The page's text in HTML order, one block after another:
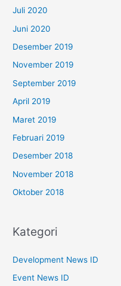
Juli 2020
Juni 2020
Desember 2019
November 2019
September 2019
April 2019
Maret 2019
Februari 2019
Desember 2018
November 2018
Oktober 2018
Kategori
Development News ID
Event News ID